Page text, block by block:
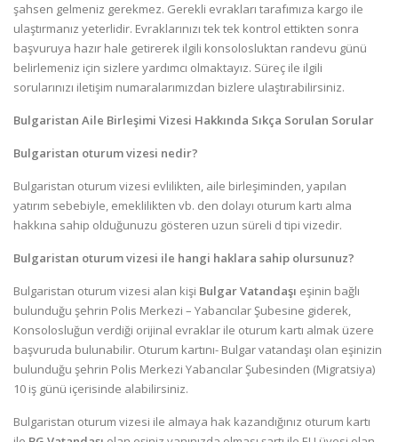
şahsen gelmeniz gerekmez. Gerekli evrakları tarafımıza kargo ile
ulaştırmanız yeterlidir. Evraklarınızı tek tek kontrol ettikten sonra
başvuruya hazır hale getirerek ilgili konsolosluktan randevu günü
belirlemeniz için sizlere yardımcı olmaktayız. Süreç ile ilgili
sorularınızı iletişim numaralarımızdan bizlere ulaştırabilirsiniz.
Bulgaristan Aile Birleşimi Vizesi Hakkında Sıkça Sorulan Sorular
Bulgaristan oturum vizesi nedir?
Bulgaristan oturum vizesi evlilikten, aile birleşiminden, yapılan
yatırım sebebiyle, emeklilikten vb. den dolayı oturum kartı alma
hakkına sahip olduğunuzu gösteren uzun süreli d tipi vizedir.
Bulgaristan oturum vizesi ile hangi haklara sahip olursunuz?
Bulgaristan oturum vizesi alan kişi Bulgar Vatandaşı eşinin bağlı
bulunduğu şehrin Polis Merkezi – Yabancılar Şubesine giderek,
Konsolosluğun verdiği orijinal evraklar ile oturum kartı almak üzere
başvuruda bulunabilir. Oturum kartını- Bulgar vatandaşı olan eşinizin
bulunduğu şehrin Polis Merkezi Yabancılar Şubesinden (Migratsiya)
10 iş günü içerisinde alabilirsiniz.
Bulgaristan oturum vizesi ile almaya hak kazandığınız oturum kartı